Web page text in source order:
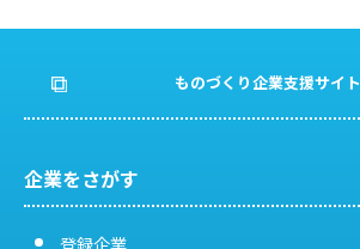
ペ
ー
ジ
り
ものづくり企業支援サイト
企業をさがす
登録企業